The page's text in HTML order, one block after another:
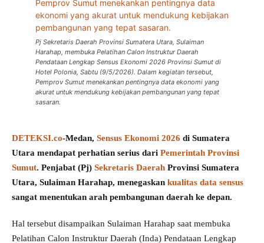
Pj Sekretaris Daerah Provinsi Sumatera Utara, Sulaiman
Harahap, membuka Pelatihan Calon Instruktur Daerah
Pendataan Lengkap Sensus Ekonomi 2026 Provinsi Sumut di
Hotel Polonia, Sabtu (9/5/2026). Dalam kegiatan tersebut,
Pemprov Sumut menekankan pentingnya data ekonomi yang
akurat untuk mendukung kebijakan pembangunan yang tepat
sasaran.
DETEKSI.co-Medan, Sensus Ekonomi 2026 di Sumatera
Utara mendapat perhatian serius dari Pemerintah Provinsi
Sumut. Penjabat (Pj) Sekretaris Daerah Provinsi Sumatera
Utara, Sulaiman Harahap, menegaskan kualitas data sensus
sangat menentukan arah pembangunan daerah ke depan.
Hal tersebut disampaikan Sulaiman Harahap saat membuka
Pelatihan Calon Instruktur Daerah (Inda) Pendataan Lengkap